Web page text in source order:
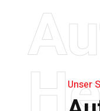
Unser